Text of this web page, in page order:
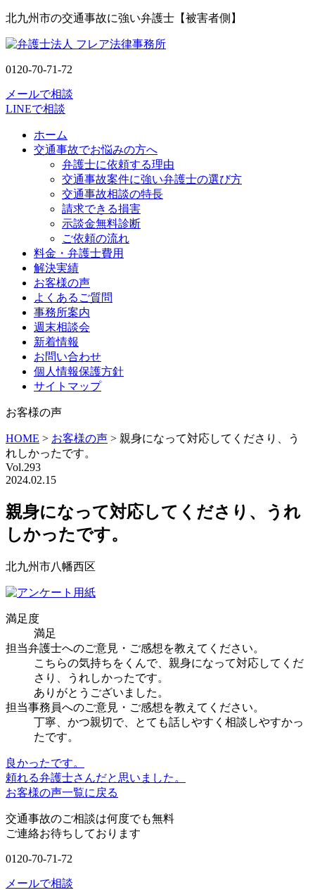
北九州市の交通事故に強い弁護士【被害者側】
0120-70-71-72
メールで相談
LINEで相談
ホーム
交通事故でお悩みの方へ
弁護士に依頼する理由
交通事故案件に強い弁護士の選び方
交通事故相談の特長
請求できる損害
示談金無料診断
ご依頼の流れ
料金・弁護士費用
解決実績
お客様の声
よくあるご質問
事務所案内
週末相談会
新着情報
お問い合わせ
個人情報保護方針
サイトマップ
お客様の声
HOME > お客様の声 > 親身になって対応してくださり、う
れしかったです。
Vol.293
2024.02.15
親身になって対応してくださり、うれ
しかったです。
北九州市八幡西区
満足度
満足
担当弁護士へのご意見・ご感想を教えてください。
こちらの気持ちをくんで、親身になって対応してくだ
さり、うれしかったです。
ありがとうございました。
担当事務員へのご意見・ご感想を教えてください。
丁寧、かつ親切で、とても話しやすく相談しやすかっ
たです。
良かったです。
頼れる弁護士さんだと思いました。
お客様の声一覧に戻る
交通事故のご相談は何度でも無料
ご連絡お待ちしております
0120-70-71-72
メールで相談